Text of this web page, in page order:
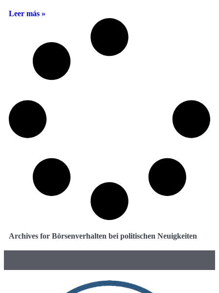
Leer más »
Archives for Börsenverhalten bei politischen Neuigkeiten